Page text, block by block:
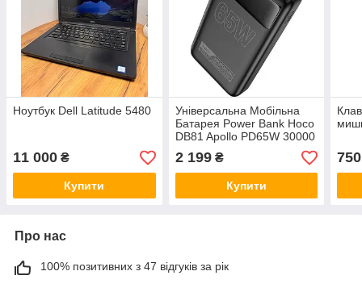
Ноутбук Dell Latitude 5480
11 000 ₴
Купити
Універсальна Мобільна
Батарея Power Bank Hoco
DB81 Apollo PD65W 30000
mAh (Чорний)
2 199₴
Купити
750
Про нас
100% позитивних з 47 відгуків за рік